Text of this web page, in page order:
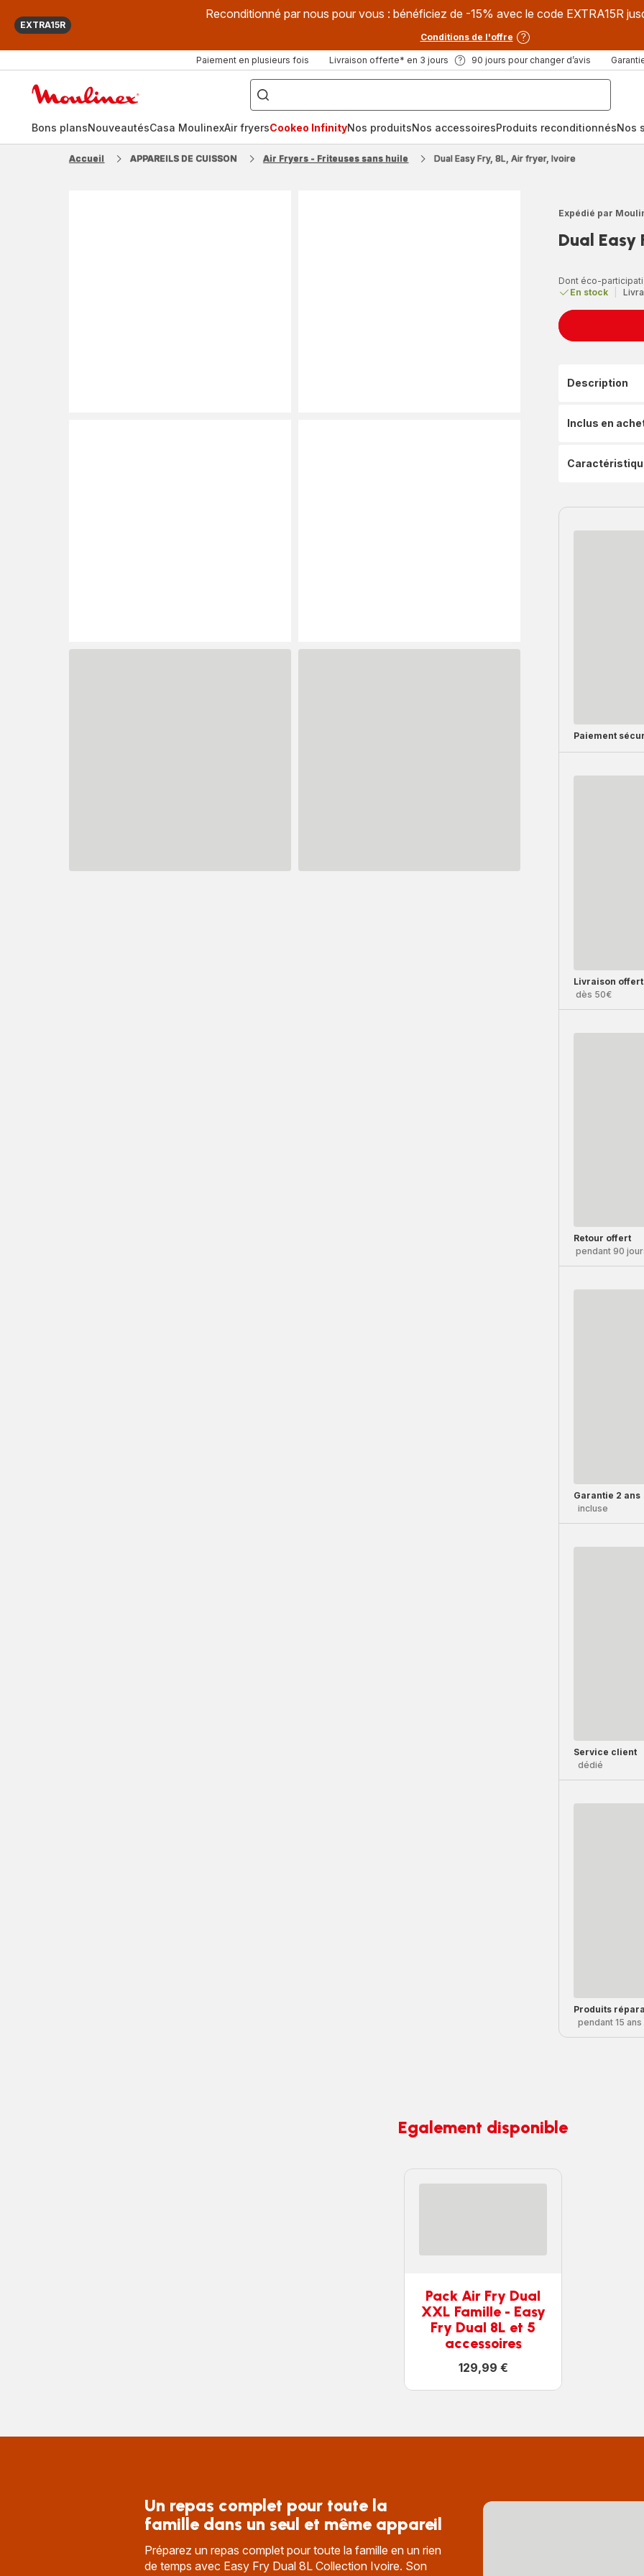
EXTRA15R
Reconditionné par nous pour vous : bénéficiez de -15% avec le code EXTRA15R
Conditions de l'offre
Paiement en plusieurs fois Livraison offerte* en 3 jours 90 jours pour changer d’avis
["Que
recherchez-
vous
?",
fryer",
"Companion"]
Bons plansNouveautésCasa MoulinexAir fryersCookeo InfinityNos produitsNos accessoiresProduits reconditionnésNos
Accueil APPAREILS DE CUISSON Air Fryers - Friteuses sans huile Dual Easy Fry, 8L, Air fryer, Ivoire
Expédié par
Dual Easy
Dont éco-
En stock
Description
Inclus en
Paiement
Livraison
dès 50€
Retour offert
pendant 90
Garantie 2 ans
incluse
Service client
dédié
Produits
pendant 15 ans
Egalement disponible
Pack Air Fry Dual
XXL Famille - Easy
Fry Dual 8L et 5
accessoires
129,99 €
plus...
8L
et
accessoires
-
Un repas complet pour toute la
famille dans un seul et même appareil
Préparez un repas complet pour toute la famille en un rien
de temps avec Easy Fry Dual 8L Collection Ivoire. Son